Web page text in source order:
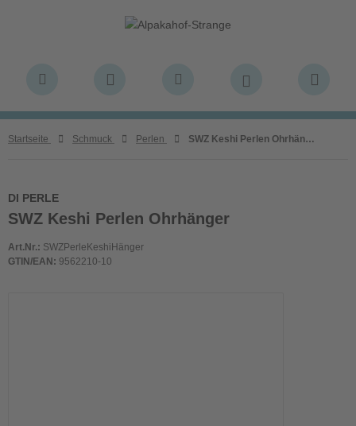
Startseite Schmuck Perlen SWZ Keshi Perlen Ohrhänger
DI PERLE
SWZ Keshi Perlen Ohrhänger
Art.Nr.: SWZPerleKeshiHänger
GTIN/EAN: 9562210-10